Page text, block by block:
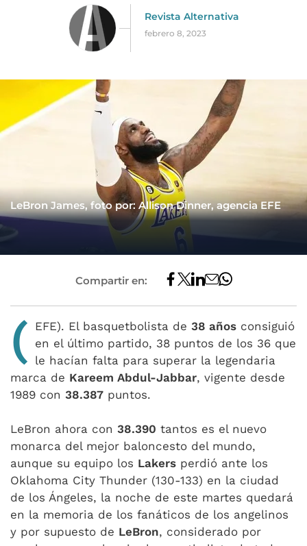
Revista Alternativa
febrero 8, 2023
LeBron James, foto por: Allison Dinner, agencia EFE
Compartir en:
( EFE). El basquetbolista de 38 años consiguió
en el último partido, 38 puntos de los 36 que
le hacían falta para superar la legendaria
marca de Kareem Abdul-Jabbar, vigente desde
1989 con 38.387 puntos.
LeBron ahora con 38.390 tantos es el nuevo
monarca del mejor baloncesto del mundo,
aunque su equipo los Lakers perdió ante los
Oklahoma City Thunder (130-133) en la ciudad
de los Ángeles, la noche de este martes quedará
en la memoria de los fanáticos de los angelinos
y por supuesto de LeBron, considerado por